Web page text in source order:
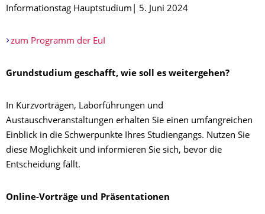
Informationstag Hauptstudium| 5. Juni 2024
zum Programm der EuI
Grundstudium geschafft, wie soll es weitergehen?
In Kurzvorträgen, Laborführungen und
Austauschveranstaltungen erhalten Sie einen umfangreichen
Einblick in die Schwerpunkte Ihres Studiengangs. Nutzen Sie
diese Möglichkeit und informieren Sie sich, bevor die
Entscheidung fällt.
Online-Vorträge und Präsentationen